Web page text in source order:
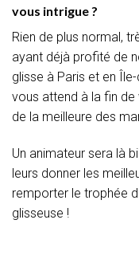
vous intrigue ?
Rien de plus normal,
ayant déjà profité de
glisse à Paris et en
vous attend à la fin
de la meilleure des
Un animateur sera là
leurs donner les
remporter le trophée
glisseuse !